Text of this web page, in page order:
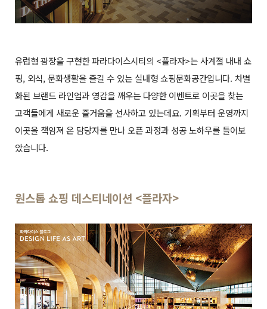
유럽형 광장을 구현한 파라다이스시티의 <플라자>는 사계절 내내 쇼
핑, 외식, 문화생활을 즐길 수 있는 실내형 쇼핑문화공간입니다. 차별
화된 브랜드 라인업과 영감을 깨우는 다양한 이벤트로 이곳을 찾는
고객들에게 새로운 즐거움을 선사하고 있는데요. 기획부터 운영까지
이곳을 책임져 온 담당자를 만나 오픈 과정과 성공 노하우를 들어보
았습니다.
원스톱 쇼핑 데스티네이션 <플라자>